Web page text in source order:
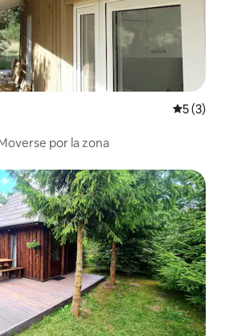
5 (3)
por la zona